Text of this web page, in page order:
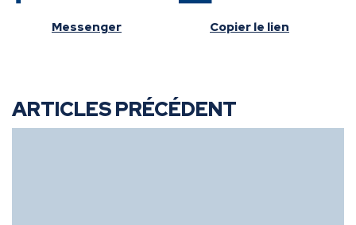
Messenger Copier le lien
ARTICLES PRÉCÉDENT